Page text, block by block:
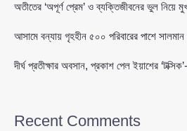
অতীতের ‘অপূর্ণ প্রেম’ ও ব্যক্তিজীবনের ভুল নিয়ে
আসামে বন্যায় গৃহহীন ৫০০ পরিবারের পাশে সালমান
দীর্ঘ প্রতীক্ষার অবসান, প্রকাশ পেল ইয়াশের
Recent Comments